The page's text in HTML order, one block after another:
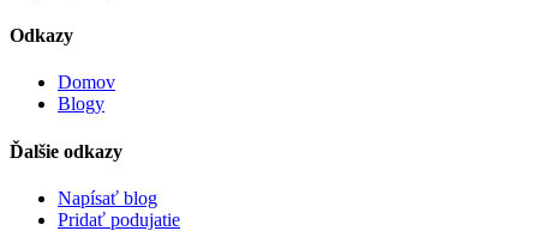
Odkazy
Domov
Blogy
Ďalšie odkazy
Napísať blog
Pridať podujatie